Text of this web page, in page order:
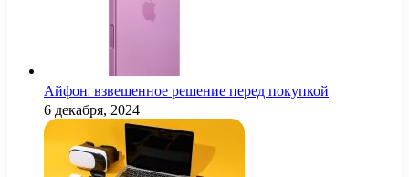
Айфон: взвешенное решение перед покупкой
6 декабря, 2024